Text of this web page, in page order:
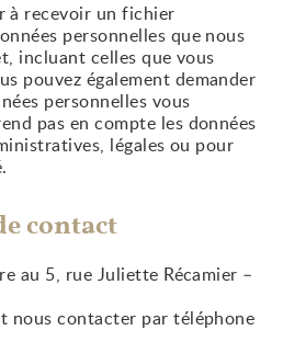
à recevoir un fichier
personnelles que nous
incluant celles que vous
pouvez également demander
personnelles vous
pas en compte les données
légales ou pour
contact
au 5, rue Juliette Récamier –
nous contacter par téléphone